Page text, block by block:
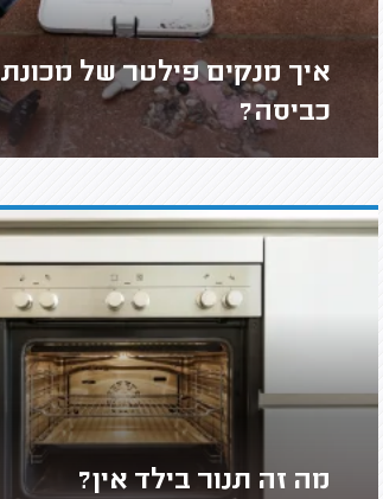
איך מנקים פילטר של מכונת
כביסה?
מה זה תנור בילד אין?